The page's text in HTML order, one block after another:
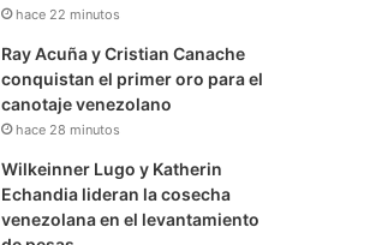
hace 22 minutos
Ray Acuña y Cristian Canache
conquistan el primer oro para el
canotaje venezolano
hace 28 minutos
Wilkeinner Lugo y Katherin
Echandia lideran la cosecha
venezolana en el levantamiento